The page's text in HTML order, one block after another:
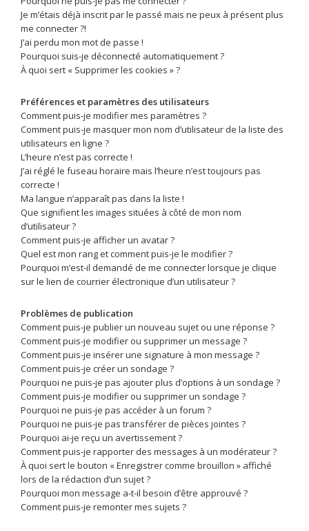
Je m’étais déjà inscrit par le passé mais ne peux à présent plus
me connecter ?!
J’ai perdu mon mot de passe !
Pourquoi suis-je déconnecté automatiquement ?
À quoi sert « Supprimer les cookies » ?
Préférences et paramètres des utilisateurs
Comment puis-je modifier mes paramètres ?
Comment puis-je masquer mon nom d’utilisateur de la liste des
utilisateurs en ligne ?
L’heure n’est pas correcte !
J’ai réglé le fuseau horaire mais l’heure n’est toujours pas
correcte !
Ma langue n’apparaît pas dans la liste !
Que signifient les images situées à côté de mon nom
d’utilisateur ?
Comment puis-je afficher un avatar ?
Quel est mon rang et comment puis-je le modifier ?
Pourquoi m’est-il demandé de me connecter lorsque je clique
sur le lien de courrier électronique d’un utilisateur ?
Problèmes de publication
Comment puis-je publier un nouveau sujet ou une réponse ?
Comment puis-je modifier ou supprimer un message ?
Comment puis-je insérer une signature à mon message ?
Comment puis-je créer un sondage ?
Pourquoi ne puis-je pas ajouter plus d’options à un sondage ?
Comment puis-je modifier ou supprimer un sondage ?
Pourquoi ne puis-je pas accéder à un forum ?
Pourquoi ne puis-je pas transférer de pièces jointes ?
Pourquoi ai-je reçu un avertissement ?
Comment puis-je rapporter des messages à un modérateur ?
À quoi sert le bouton « Enregistrer comme brouillon » affiché
lors de la rédaction d’un sujet ?
Pourquoi mon message a-t-il besoin d’être approuvé ?
Comment puis-je remonter mes sujets ?